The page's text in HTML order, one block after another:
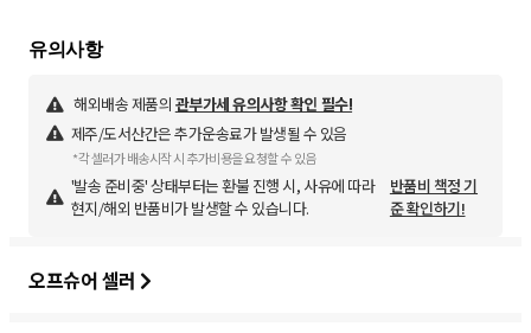
유의사항
해외배송 제품의 관부가세 유의사항 확인 필수!
제주/도서산간은 추가운송료가 발생될 수 있음
*각 셀러가 배송시작 시 추가비용을 요청할 수 있음
'발송 준비중' 상태부터는 환불 진행 시, 사유에 따라
현지/해외 반품비가 발생할 수 있습니다.
반품비 책정 기
준 확인하기!
오프슈어 셀러